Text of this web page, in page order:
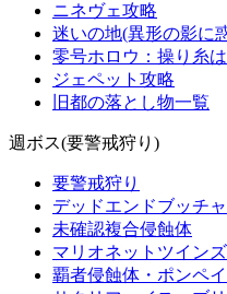
ニネヴェ攻略
迷いの地(異形の影に
零号ホロウ：操り糸
ジェペット攻略
旧都の落とし物一覧
週ボス(要警戒狩り)
要警戒狩り
デッドエンドブッチ
未確認複合侵蝕体
マリオネットツインズ
覇者侵蝕体・ポンペイ